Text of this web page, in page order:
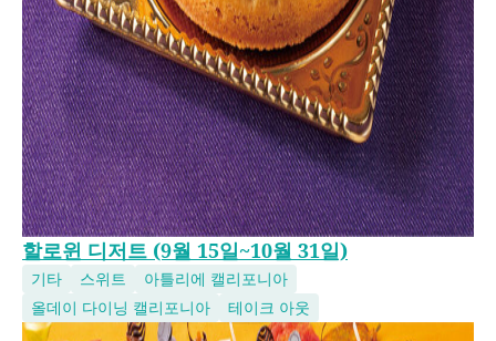
할로윈 디저트 (9월 15일~10월 31일)
기타 스위트
아틀리에 캘리포니아
올데이 다이닝 캘리포니아
테이크 아웃